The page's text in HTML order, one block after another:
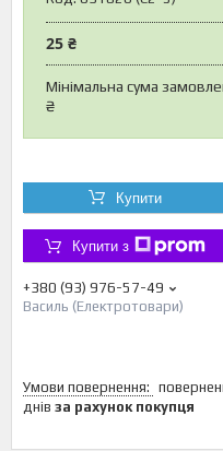
25 ₴
Мінімальна сума
₴
Купити
Купити з
+380 (93) 976-57-49
Василь (Електротовари)
днів за рахунок покупця